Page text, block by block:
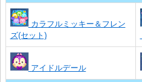
カラフルミッキー＆フレン
ズ(セット)
アイドルデール